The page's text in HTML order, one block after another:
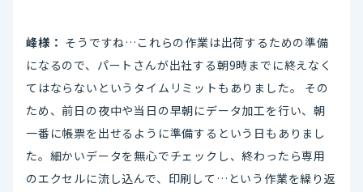
峰様： そうですね…これらの作業は出荷するための準備
になるので、パートさんが出社する朝9時までに終えなく
てはならないというタイムリミットもありました。 その
ため、前日の夜中や当日の早朝にデータ加工を行い、朝
一番に帳票を出せるように準備するという日もありまし
た。細かいデータを無心でチェックし、終わったら専用
のエクセルに流し込んで、印刷して…という作業を繰り返